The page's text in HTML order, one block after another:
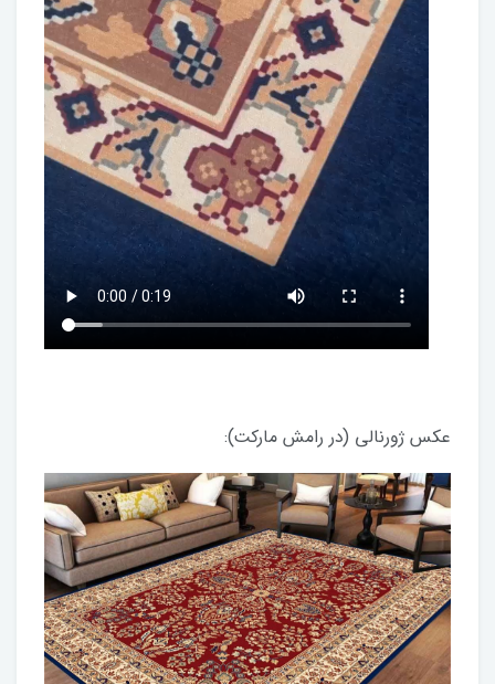
عکس ژورنالی (در رامش مارکت):